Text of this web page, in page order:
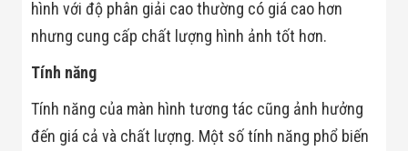
hình với độ phân giải cao thường có giá cao hơn
nhưng cung cấp chất lượng hình ảnh tốt hơn.
Tính năng
Tính năng của màn hình tương tác cũng ảnh hưởng
đến giá cả và chất lượng. Một số tính năng phổ biến